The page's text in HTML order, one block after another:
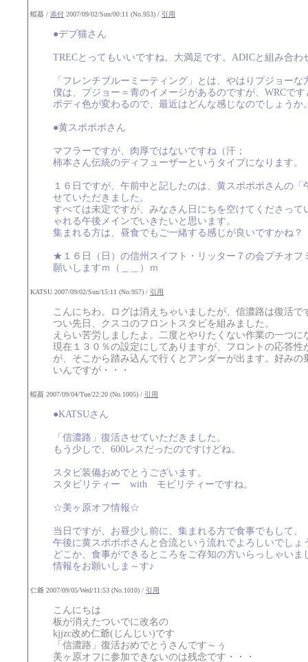
蝦蟇 / 添付 2007/09/02/Sun/00:11 (No.953) / 引用
●デブ猫さん
TRECとってもいいですね。大満足です。ADICと組み合わ
「フレンチブルーミーティング」とは、やはりプジョーな
僕は、プジョー＝青のイメージがあるのですが、WRCで
ボディ色が変わるので、最近はどんな感じなのでしょうか
●黄スポポポさん
マフラーですが、肉厚ではないですね（汗；
柿本さん伝統のディフューザーというタイプになります。
１６日ですが、午前中と記したのは、黄スポポポさんの
せていただきました。
すべては未定ですが、みなさん日にちを空けてくださっ
ゃれる午後メインでいきたいと思います。
集まれる方は、昼食でもご一緒する感じが良いですかね？
★１６日（日）の信州スイフト・リッター７の会プチオ
願いしますｍ（＿＿）ｍ
KATSU 2007/09/02/Sun/15:11 (No.957) / 引用
こんにちわ。ログは消えちゃいましたが、信濃路は復活で
つい先日、クスコのフロントスタビを組みました。
えらい苦労しましたよ。二度とやりたくない作業の一つに
現在１３０％の設定にしてありますが、フロントの応答
が、そこから踏み込んで行くとアンダーが出ます。好み
いんですが・・・
蝦蟇 2007/09/04/Tue/22:20 (No.1005) / 引用
●KATSUさん
「信濃路」復活させていただきました。
もう少しで、600レスだったのですけどね。
スタビ装備おめでとうございます。
スタビリティー with モビリティーですね。
☆美ヶ原オフ情報☆
当日ですが、お昼少し前に、集まれる方で食事でもして、
午後に黄スポポポさんと合流という流れでよろしいでしょ
どこか、食事ができるところをご存知の方いらっしゃいま
情報をお願いしま～す♪
仁爺 2007/09/05/Wed/11:53 (No.1010) / 引用
こんにちは
板が消えたついでに改名の
kjjzc改め仁爺(じんじい)です
「信濃路」復活おめでとうさんです～ぅ
美ヶ原オフに参加できないのは残念です・・・